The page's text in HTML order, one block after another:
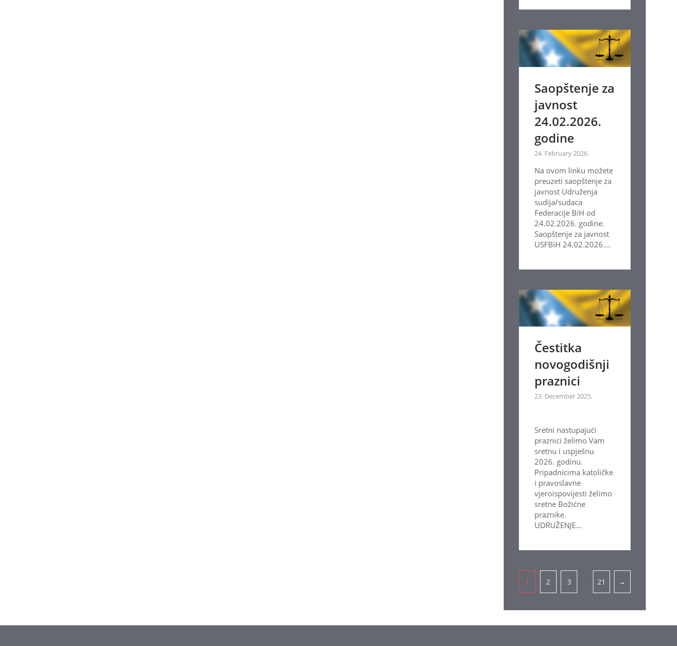
Saopštenje za
javnost
24.02.2026.
godine
24. February 2026.
Na ovom linku možete
preuzeti saopštenje za
javnost Udruženja
sudija/sudaca
Federacije BiH od
24.02.2026. godine.
Saopštenje za javnost
USFBiH 24.02.2026....
Čestitka
novogodišnji
praznici
23. December 2025.
Sretni nastupajući
praznici želimo Vam
sretnu i uspješnu
2026. godinu.
Pripadnicima katoličke
i pravoslavne
vjeroispovijesti želimo
sretne Božićne
praznike.
UDRUŽENJE...
Pagination
1 2 3 21 →